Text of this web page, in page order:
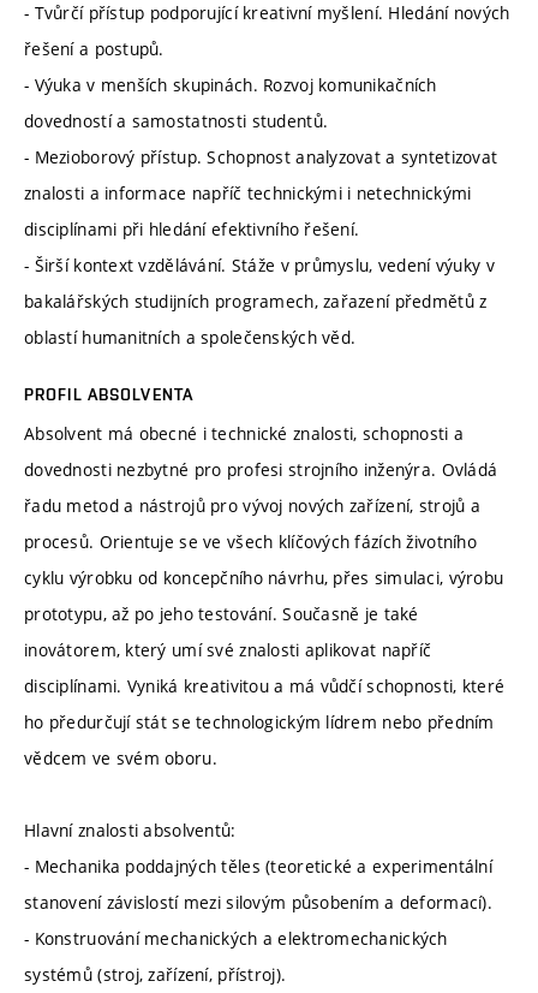
- Tvůrčí přístup podporující kreativní myšlení. Hledání nových
řešení a postupů.
- Výuka v menších skupinách. Rozvoj komunikačních
dovedností a samostatnosti studentů.
- Mezioborový přístup. Schopnost analyzovat a syntetizovat
znalosti a informace napříč technickými i netechnickými
disciplínami při hledání efektivního řešení.
- Širší kontext vzdělávání. Stáže v průmyslu, vedení výuky v
bakalářských studijních programech, zařazení předmětů z
oblastí humanitních a společenských věd.
PROFIL ABSOLVENTA
Absolvent má obecné i technické znalosti, schopnosti a
dovednosti nezbytné pro profesi strojního inženýra. Ovládá
řadu metod a nástrojů pro vývoj nových zařízení, strojů a
procesů. Orientuje se ve všech klíčových fázích životního
cyklu výrobku od koncepčního návrhu, přes simulaci, výrobu
prototypu, až po jeho testování. Současně je také
inovátorem, který umí své znalosti aplikovat napříč
disciplínami. Vyniká kreativitou a má vůdčí schopnosti, které
ho předurčují stát se technologickým lídrem nebo předním
vědcem ve svém oboru.
Hlavní znalosti absolventů:
- Mechanika poddajných těles (teoretické a experimentální
stanovení závislostí mezi silovým působením a deformací).
- Konstruování mechanických a elektromechanických
systémů (stroj, zařízení, přístroj).